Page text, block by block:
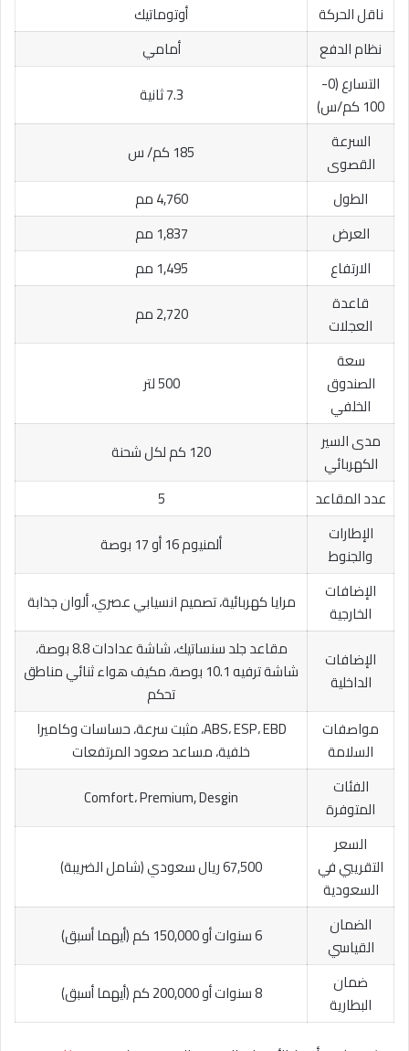
ناقل الحركة
أوتوماتيك
نظام الدفع
أمامي
التسارع (0-
100 كم/س)
7.3 ثانية
السرعة
القصوى
185 كم/ س
الطول
4,760 مم
العرض
1,837 مم
الارتفاع
1,495 مم
قاعدة
العجلات
2,720 مم
سعة
الصندوق
الخلفي
500 لتر
مدى السير
الكهربائي
120 كم لكل شحنة
عدد المقاعد
5
الإطارات
والجنوط
ألمنيوم 16 أو 17 بوصة
الإضافات
الخارجية
مرايا كهربائية، تصميم انسيابي عصري، ألوان جذابة
الإضافات
الداخلية
مقاعد جلد سنساتيك، شاشة عدادات 8.8 بوصة،
شاشة ترفيه 10.1 بوصة، مكيف هواء ثنائي مناطق
تحكم
مواصفات
السلامة
ABS، ESP، EBD، مثبت سرعة، حساسات وكاميرا
خلفية، مساعد صعود المرتفعات
الفئات
المتوفرة
Comfort، Premium, Desgin
السعر
التقريبي في
السعودية
67,500 ريال سعودي (شامل الضريبة)
الضمان
القياسي
6 سنوات أو 150,000 كم (أيهما أسبق)
ضمان
البطارية
8 سنوات أو 200,000 كم (أيهما أسبق)